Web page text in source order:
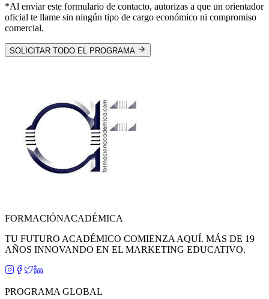
*Al enviar este formulario de contacto, autorizas a que un orientador
oficial te llame sin ningún tipo de cargo económico ni compromiso
comercial.
SOLICITAR TODO EL PROGRAMA
FORMACIÓNACADÉMICA
TU FUTURO ACADÉMICO COMIENZA AQUÍ. MÁS DE 19
AÑOS INNOVANDO EN EL MARKETING EDUCATIVO.
PROGRAMA GLOBAL